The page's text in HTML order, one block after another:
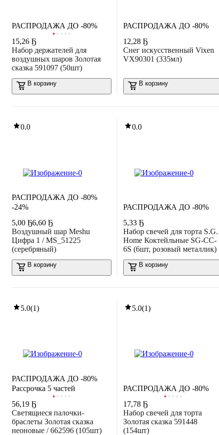
РАСПРОДАЖА ДО -80%
15,26 Ҕ
Набор держателей для
воздушных шаров Золотая
сказка 591097 (50шт)
В корзину
РАСПРОДАЖА ДО -80%
12,28 Ҕ
Снег искусственный Vixen
VX90301 (335мл)
В корзину
0.0
-24%
РАСПРОДАЖА ДО -80%
5,00 Ҕ6,60 Ҕ
Воздушный шар Meshu
Цифра 1 / MS_51225
(серебряный)
В корзину
0.0
РАСПРОДАЖА ДО -80%
5,33 Ҕ
Набор свечей для торта S.G.
Home Коктейльные SG-CC-
6S (6шт, розовый металлик)
В корзину
5.0(1)
Рассрочка 5 частей
РАСПРОДАЖА ДО -80%
56,19 Ҕ
Светящиеся палочки-
браслеты Золотая сказка
неоновые / 662596 (105шт)
5.0(1)
РАСПРОДАЖА ДО -80%
17,78 Ҕ
Набор свечей для торта
Золотая сказка 591448
(154шт)